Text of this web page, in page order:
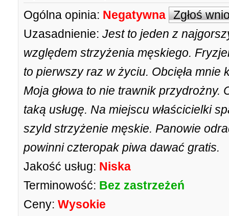
Ogólna opinia: Negatywna Zgłoś
Uzasadnienie: Jest to jeden z
względem strzyżenia męskiego.
to pierwszy raz w życiu. Obcięła mnie
Moja głowa to nie trawnik przydrożny.
taką usługę. Na miejscu właścicielki
szyld strzyżenie męskie. Panowie
powinni czteropak piwa dawać gratis.
Jakość usług: Niska
Terminowość: Bez zastrzeżeń
Ceny: Wysokie